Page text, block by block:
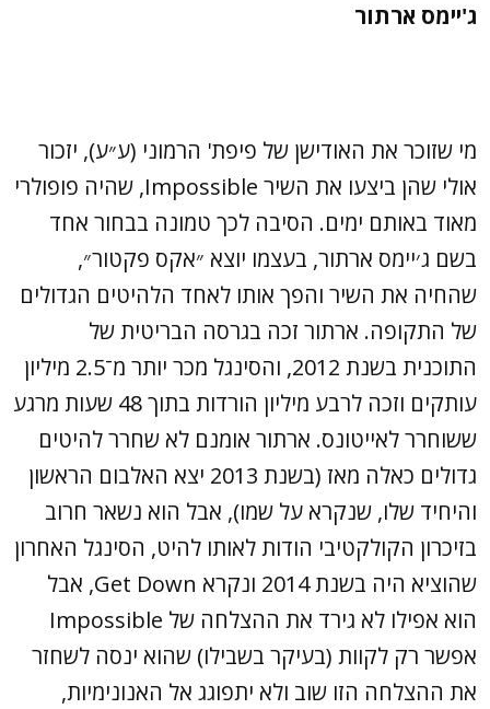
ג'יימס ארתור
מי שזוכר את האודישן של פיפת' הרמוני (ע״ע), יזכור
אולי שהן ביצעו את השיר Impossible, שהיה פופולרי
מאוד באותם ימים. הסיבה לכך טמונה בבחור אחד
בשם ג׳יימס ארתור, בעצמו יוצא ״אקס פקטור״,
שהחיה את השיר והפך אותו לאחד הלהיטים הגדולים
של התקופה. ארתור זכה בגרסה הבריטית של
התוכנית בשנת 2012, והסינגל מכר יותר מ־2.5 מיליון
עותקים וזכה לרבע מיליון הורדות בתוך 48 שעות מרגע
ששוחרר לאייטונס. ארתור אומנם לא שחרר להיטים
גדולים כאלה מאז (בשנת 2013 יצא האלבום הראשון
והיחיד שלו, שנקרא על שמו), אבל הוא נשאר חרוב
בזיכרון הקולקטיבי הודות לאותו להיט, הסינגל האחרון
שהוציא היה בשנת 2014 ונקרא Get Down, אבל
הוא אפילו לא גירד את ההצלחה של Impossible
אפשר רק לקוות (בעיקר בשבילו) שהוא ינסה לשחזר
את ההצלחה הזו שוב ולא יתפוגג אל האנונימיות,